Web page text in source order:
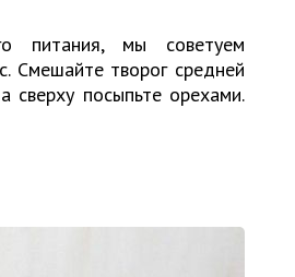
питания, мы советуем
Смешайте творог средней
посыпьте орехами.